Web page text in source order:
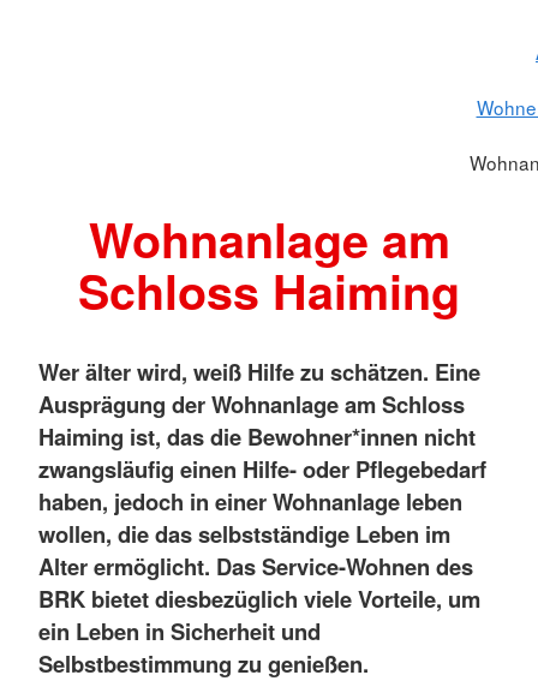
Wohnanlage am
Schloss Haiming
Wer älter wird, weiß Hilfe zu schätzen. Eine
Ausprägung der Wohnanlage am Schloss
Haiming ist, das die Bewohner*innen nicht
zwangsläufig einen Hilfe- oder Pflegebedarf
haben, jedoch in einer Wohnanlage leben
wollen, die das selbstständige Leben im
Alter ermöglicht. Das Service-Wohnen des
BRK bietet diesbezüglich viele Vorteile, um
ein Leben in Sicherheit und
Selbstbestimmung zu genießen.